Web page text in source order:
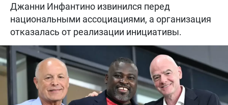
Джанни Инфантино извинился перед
национальными ассоциациями, а организация
отказалась от реализации инициативы.